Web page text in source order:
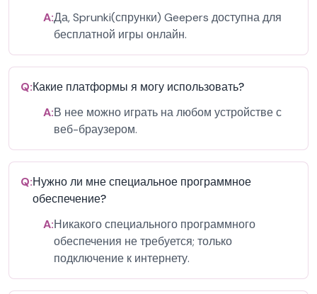
A:Да, Sprunki(спрунки) Geepers доступна для
бесплатной игры онлайн.
Q:Какие платформы я могу использовать?
A:В нее можно играть на любом устройстве с
веб-браузером.
Q:Нужно ли мне специальное программное
обеспечение?
A:Никакого специального программного
обеспечения не требуется; только
подключение к интернету.